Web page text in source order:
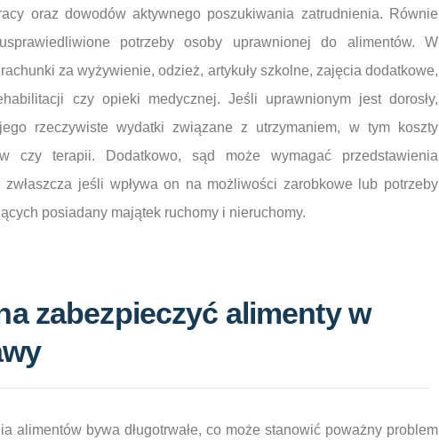
oraz dowodów aktywnego poszukiwania zatrudnienia. Równie
potrzeby osoby uprawnionej do alimentów. W
za wyżywienie, odzież, artykuły szkolne, zajęcia dodatkowe,
czy opieki medycznej. Jeśli uprawnionym jest dorosły,
rzeczywiste wydatki związane z utrzymaniem, w tym koszty
czy terapii. Dodatkowo, sąd może wymagać przedstawienia
jeśli wpływa on na możliwości zarobkowe lub potrzeby
posiadany majątek ruchomy i nieruchomy.
zabezpieczyć alimenty w
alimentów bywa długotrwałe, co może stanowić poważny problem